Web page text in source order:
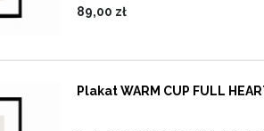
89,00 zł
Plakat WARM CUP FULL